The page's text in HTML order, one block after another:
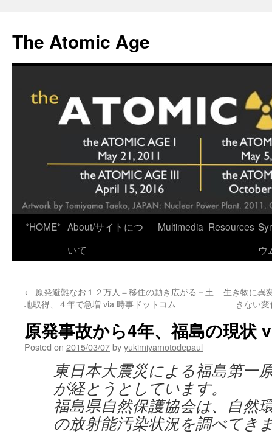
content
The Atomic Age
*HOME* About/サイトにつ
いて
Multimedia Resources
ウ
← 原発避難なお１２万人＝移住の動き広がる－土
地取得、４年で急増 via 時事ドットコム
生き物に異
きない
原発事故から4年、福島の現状
Posted on 2015/03/07byyukimiyamotodepaul
東日本大震災による福島第一
が経とうとしています。
福島県自然保護協会は、自然
の放射能汚染状況を調べてき